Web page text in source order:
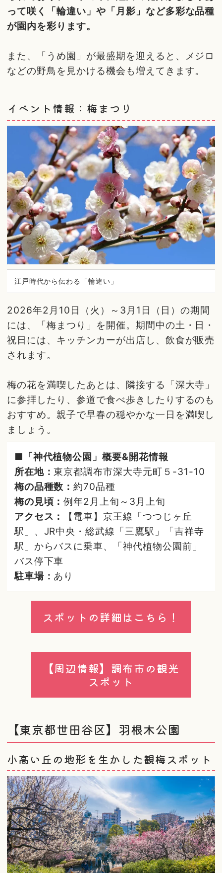
って咲く「輪違い」や「月影」など多彩な品種
が園内を彩ります。
また、「うめ園」が最盛期を迎えると、メジロ
などの野鳥を見かける機会も増えてきます。
イベント情報：梅まつり
江戸時代から伝わる「輪違い」
2026年2月10日（火）～3月1日（日）の期間
には、「梅まつり」を開催。期間中の土・日・
祝日には、キッチンカーが出店し、飲食が販売
されます。
梅の花を満喫したあとは、隣接する「深大寺」
に参拝したり、参道で食べ歩きしたりするのも
おすすめ。親子で早春の穏やかな一日を満喫し
ましょう。
■「神代植物公園」概要&開花情報
所在地：東京都調布市深大寺元町５-31-10
梅の品種数：約70品種
梅の見頃：例年2月上旬～3月上旬
アクセス：
【電車】京王線「つつじヶ丘
駅」、JR中央・総武線「三鷹駅」「吉祥寺
駅」からバスに乗車、「神代植物公園前」
バス停下車
駐車場： あり
スポットの詳細はこちら！
【周辺情報】調布市の観光
スポット
【東京都世田谷区】羽根木公園
小高い丘の地形を生かした観梅スポット